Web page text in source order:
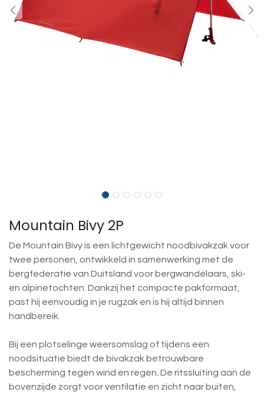
Mountain Bivy 2P
De Mountain Bivy is een lichtgewicht noodbivakzak voor
twee personen, ontwikkeld in samenwerking met de
bergfederatie van Duitsland voor bergwandelaars, ski-
en alpinetochten. Dankzij het compacte pakformaat,
past hij eenvoudig in je rugzak en is hij altijd binnen
handbereik.
Bij een plotselinge weersomslag of tijdens een
noodsituatie biedt de bivakzak betrouwbare
bescherming tegen wind en regen. De ritssluiting aan de
bovenzijde zorgt voor ventilatie en zicht naar buiten,